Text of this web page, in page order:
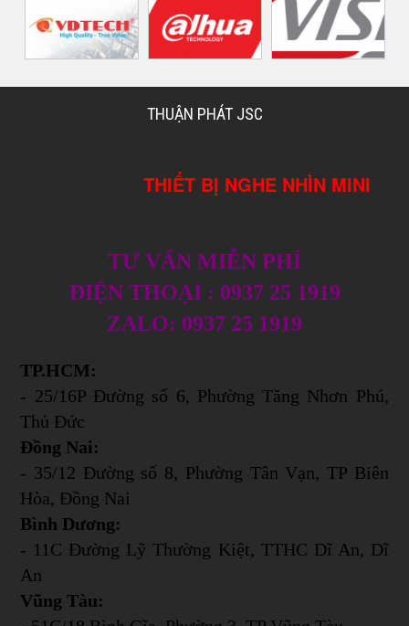
THUẬN PHÁT JSC
THIẾT BỊ NGHE NHÌN MINI
TƯ VẤN MIỄN PHÍ
ĐIỆN THOẠI : 0937 25 1919
ZALO: 0937 25 1919
TP.HCM:
- 25/16P Đường số 6, Phường Tăng Nhơn Phú,
Thủ Đức
Đồng Nai:
- 35/12 Đường số 8, Phường Tân Vạn, TP Biên
Hòa, Đồng Nai
Bình Dương:
- 11C Đường Lỹ Thường Kiệt, TTHC Dĩ An, Dĩ
An
Vũng Tàu: